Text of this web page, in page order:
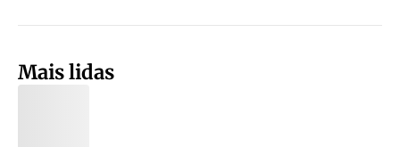
Mais lidas